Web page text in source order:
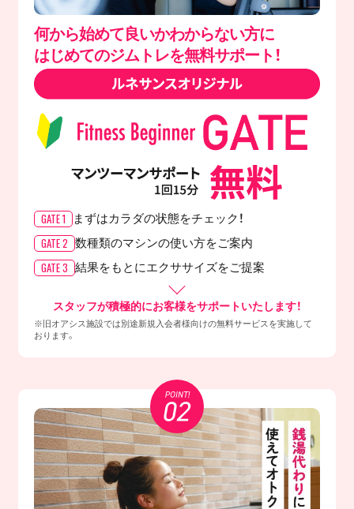
何から始めて良いかわからない方に
はじめてのジムトレを無料サポート！
GATE 1 まずはカラダの状態をチェック！
GATE 2 数種類のマシンの使い方をご案内
GATE 3 結果をもとにエクササイズをご提案
スタッフが積極的にお客様をサポートいたします！
※旧オアシス施設では別途新規入会者様向けの無料サービスを実施して
おります。